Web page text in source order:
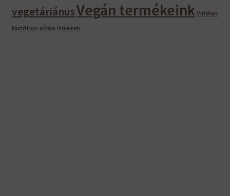
vegetáriánusVegán termékeink Viridian
Nutrition vírus ízületek